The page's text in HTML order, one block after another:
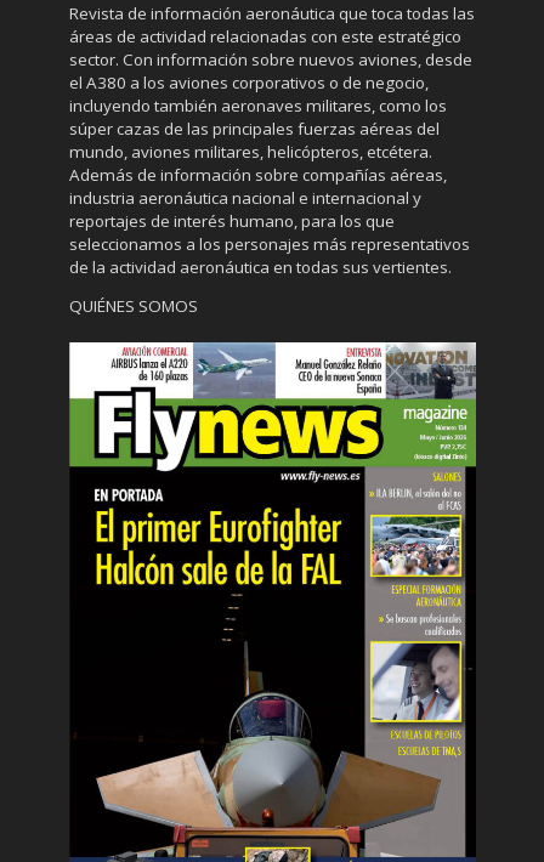
Revista de información aeronáutica que toca todas las
áreas de actividad relacionadas con este estratégico
sector. Con información sobre nuevos aviones, desde
el A380 a los aviones corporativos o de negocio,
incluyendo también aeronaves militares, como los
súper cazas de las principales fuerzas aéreas del
mundo, aviones militares, helicópteros, etcétera.
Además de información sobre compañías aéreas,
industria aeronáutica nacional e internacional y
reportajes de interés humano, para los que
seleccionamos a los personajes más representativos
de la actividad aeronáutica en todas sus vertientes.
QUIÉNES SOMOS